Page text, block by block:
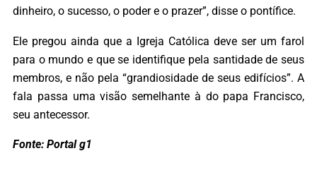
dinheiro, o sucesso, o poder e o prazer”, disse o pontífice.
Ele pregou ainda que a Igreja Católica deve ser um farol
para o mundo e que se identifique pela santidade de seus
membros, e não pela “grandiosidade de seus edifícios”. A
fala passa uma visão semelhante à do papa Francisco,
seu antecessor.
Fonte: Portal g1